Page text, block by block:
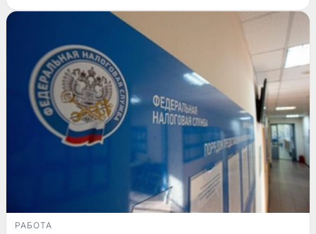
РАБОТА